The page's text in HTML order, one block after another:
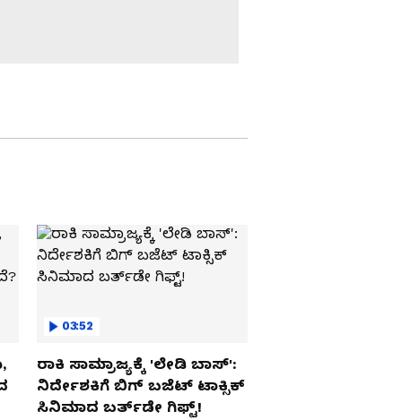
ನೀನಾಸಂ-ರಚಿತಾ ರಾಮ್?
ಬ್ಯಾಂಕಾಕ್‌ಗೆ ಹಾರಿದ ರಶ್ಮಿಕಾ
ಮಂದಣ್ಣ, 'ಆಕ್ಷನ್ ಕ್ವೀನ್'
ಆಗೋದಕ್ಕೆ ಸಜ್ಜಾಗ್ತಿದ್ದಾರಾ
03:52
ರಾಕಿ ಸಾಮ್ರಾಜ್ಯಕ್ಕೆ 'ಲೇಡಿ ಬಾಸ್':
ನಿರ್ದೇಶಕಿಗೆ ಬಿಗ್ ಬಜೆಟ್ ಟಾಕ್ಸಿಕ್
ಸಿನಿಮಾದ ಬರ್ತ್‌ಡೇ ಗಿಫ್ಟ್!